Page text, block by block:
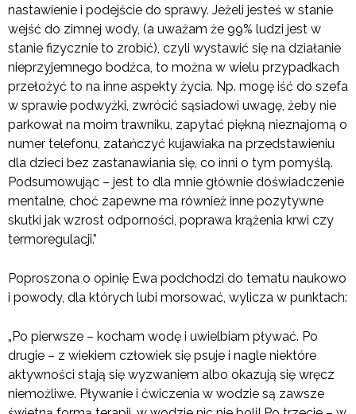
nastawienie i podejście do sprawy. Jeżeli jesteś w stanie
wejść do zimnej wody, (a uważam że 99% ludzi jest w
stanie fizycznie to zrobić), czyli wystawić się na działanie
nieprzyjemnego bodźca, to można w wielu przypadkach
przełożyć to na inne aspekty życia. Np. mogę iść do szefa
w sprawie podwyżki, zwrócić sąsiadowi uwagę, żeby nie
parkował na moim trawniku, zapytać piękną nieznajomą o
numer telefonu, zatańczyć kujawiaka na przedstawieniu
dla dzieci bez zastanawiania się, co inni o tym pomyślą.
Podsumowując – jest to dla mnie głównie doświadczenie
mentalne, choć zapewne ma również inne pozytywne
skutki jak wzrost odporności, poprawa krążenia krwi czy
termoregulacji.”
Poproszona o opinię Ewa podchodzi do tematu naukowo
i powody, dla których lubi morsować, wylicza w punktach:
„Po pierwsze – kocham wodę i uwielbiam pływać. Po
drugie – z wiekiem człowiek się psuje i nagle niektóre
aktywności stają się wyzwaniem albo okazują się wręcz
niemożliwe. Pływanie i ćwiczenia w wodzie są zawsze